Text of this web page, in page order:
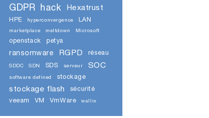
GDPR hack Hexatrust
HPE hyperconvergence LAN
marketplace meltdown Microsoft
openstack petya
ransomware RGPD réseau
SDDC SDN SDS serveur SOC
software defined stockage
stockage flash
sécurité
veeam
VM VmWare wallix